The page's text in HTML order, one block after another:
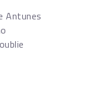
Antunes